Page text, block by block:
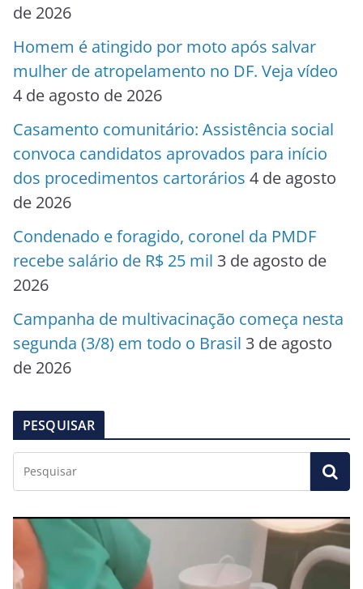
de 2026
Homem é atingido por moto após salvar
mulher de atropelamento no DF. Veja vídeo
4 de agosto de 2026
Casamento comunitário: Assistência social
convoca candidatos aprovados para início
dos procedimentos cartorários 4 de agosto
de 2026
Condenado e foragido, coronel da PMDF
recebe salário de R$ 25 mil 3 de agosto de
2026
Campanha de multivacinação começa nesta
segunda (3/8) em todo o Brasil 3 de agosto
de 2026
PESQUISAR